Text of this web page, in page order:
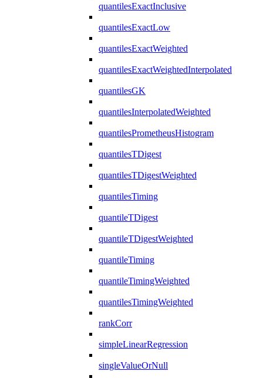
quantilesExactInclusive
quantilesExactLow
quantilesExactWeighted
quantilesExactWeightedInterpolated
quantilesGK
quantilesInterpolatedWeighted
quantilesPrometheusHistogram
quantilesTDigest
quantilesTDigestWeighted
quantilesTiming
quantileTDigest
quantileTDigestWeighted
quantileTiming
quantileTimingWeighted
quantilesTimingWeighted
rankCorr
simpleLinearRegression
singleValueOrNull